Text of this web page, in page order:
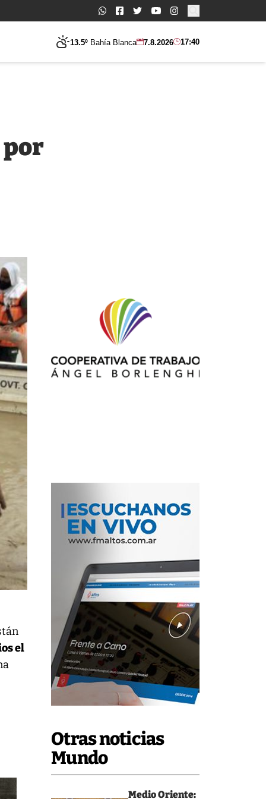
Buscar:
13.5º Bahía Blanca 7.8.2026 17:40
Otras noticias
Mundo
Medio Oriente:
por
el